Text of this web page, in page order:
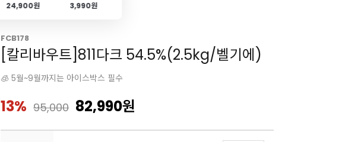
24,900원
3,990원
FCB178
[칼리바우트]811다크 54.5%(2.5kg/벨기에)
🧊 5월~9월까지는 아이스박스 필수
13% 95,000 82,990원